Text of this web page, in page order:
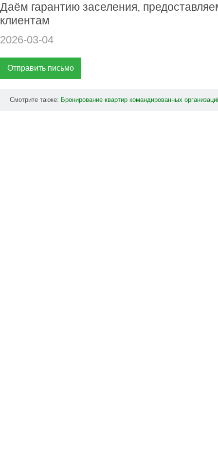
Даём гарантию заселения,
клиентам
2026-03-04
Отправить письмо
Смотрите также: Бронирование квартир командированных